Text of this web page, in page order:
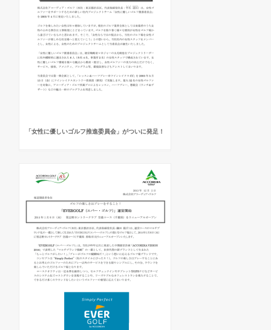
「女性に優しいゴルフ推進委員会」がついに発足！